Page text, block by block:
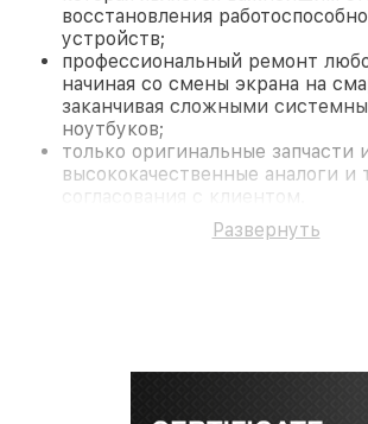
восстановления
устройств;
профессиональный ремонт
начиная со смены экрана на
заканчивая сложными
ноутбуков;
только оригинальные запчасти
высококачественные аналоги и
согласования с клиентом.
На все работы и замененные
предоставляется длительная
Развернуть